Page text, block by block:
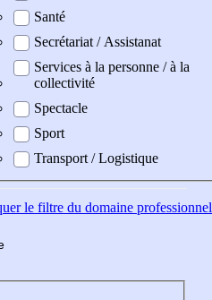
Santé
Secrétariat / Assistanat
Services à la personne / à la
collectivité
Spectacle
Sport
Transport / Logistique
le filtre du domaine professionnel